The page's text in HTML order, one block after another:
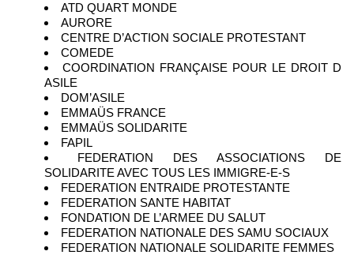
ATD QUART MONDE
AURORE
CENTRE D’ACTION SOCIALE PROTESTANT
COMEDE
COORDINATION FRANÇAISE POUR LE DROIT D
ASILE
DOM’ASILE
EMMAÜS FRANCE
EMMAÜS SOLIDARITE
FAPIL
FEDERATION DES ASSOCIATIONS DE
SOLIDARITE AVEC TOUS LES IMMIGRE-E-S
FEDERATION ENTRAIDE PROTESTANTE
FEDERATION SANTE HABITAT
FONDATION DE L’ARMEE DU SALUT
FEDERATION NATIONALE DES SAMU SOCIAUX
FEDERATION NATIONALE SOLIDARITE FEMMES